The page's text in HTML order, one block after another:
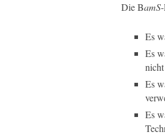
Die BamS
Es
Es
Es
Es